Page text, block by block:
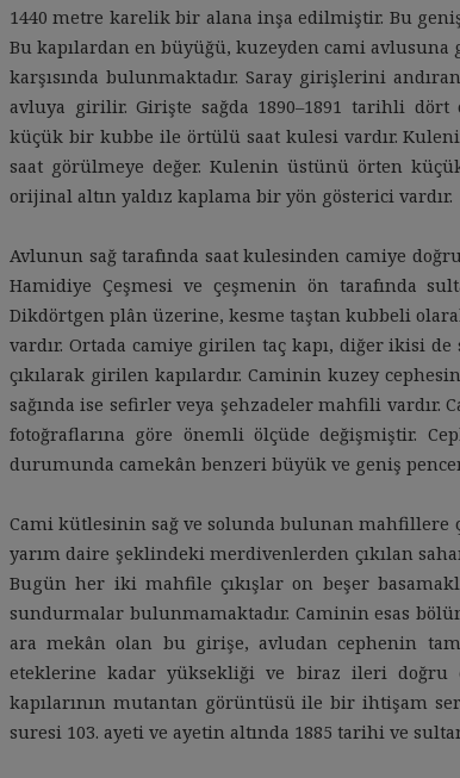
1440 metre karelik bir alana inşa edilmiştir. Bu
Bu kapılardan en büyüğü, kuzeyden cami
karşısında bulunmaktadır. Saray girişlerini
avluya girilir. Girişte sağda 1890–1891 tarihli
küçük bir kubbe ile örtülü saat kulesi vardır.
saat görülmeye değer. Kulenin üstünü örten
orijinal altın yaldız kaplama bir yön gösterici vardır.
Avlunun sağ tarafında saat kulesinden camiye
Hamidiye Çeşmesi ve çeşmenin ön tarafında
Dikdörtgen plân üzerine, kesme taştan kubbeli
vardır. Ortada camiye girilen taç kapı, diğer ikisi
çıkılarak girilen kapılardır. Caminin kuzey
sağında ise sefirler veya şehzadeler mahfili vardır.
fotoğraflarına göre önemli ölçüde değişmiştir.
durumunda camekân benzeri büyük ve geniş
Cami kütlesinin sağ ve solunda bulunan mahfillere
yarım daire şeklindeki merdivenlerden çıkılan
Bugün her iki mahfile çıkışlar on beşer
sundurmalar bulunmamaktadır. Caminin esas
ara mekân olan bu girişe, avludan cephenin
eteklerine kadar yüksekliği ve biraz ileri doğru
kapılarının mutantan görüntüsü ile bir ihtişam
suresi 103. ayeti ve ayetin altında 1885 tarihi ve